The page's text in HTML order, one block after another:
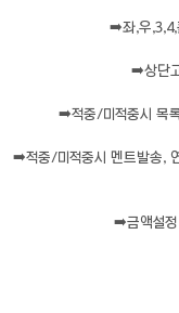
➡️좌,우
➡️상단
➡️적중/미적중시 목
➡️적중/미적중시 멘트발송,
➡️금액설